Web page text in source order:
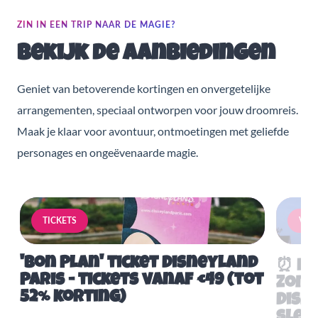
ZIN IN EEN TRIP NAAR DE MAGIE?
Bekijk de aanbiedingen
Geniet van betoverende kortingen en onvergetelijke
arrangementen, speciaal ontworpen voor jouw droomreis.
Maak je klaar voor avontuur, ontmoetingen met geliefde
personages en ongeëvenaarde magie.
TICKETS
'Bon Plan' ticket Disneyland
Paris - tickets vanaf €49 (tot
52% korting)
⏰